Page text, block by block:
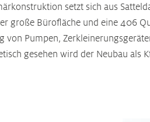
setzt sich aus
große Bürofläche und eine 406
von Pumpen,
gesehen wird der Neubau als